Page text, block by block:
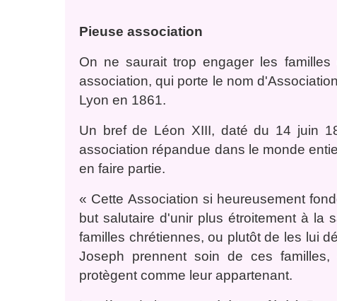
Pieuse association
On ne saurait trop engager les
association, qui porte le nom
Lyon en 1861.
Un bref de Léon XIII, daté du 14 juin
association répandue dans le monde
en faire partie.
« Cette Association si heureusement
but salutaire d'unir plus étroitement à la
familles chrétiennes, ou plutôt de les lui
Joseph prennent soin de ces
protègent comme leur appartenant.